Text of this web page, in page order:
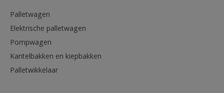
Palletwagen
Elektrische palletwagen
Pompwagen
Kantelbakken en kiepbakken
Palletwikkelaar